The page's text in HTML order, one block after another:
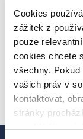
Cookies
zážitek z
pouze
cookies chcete
všechny. Pokud
vašich práv v
kontaktovat,
stránky
nenakládáme,
meziroční